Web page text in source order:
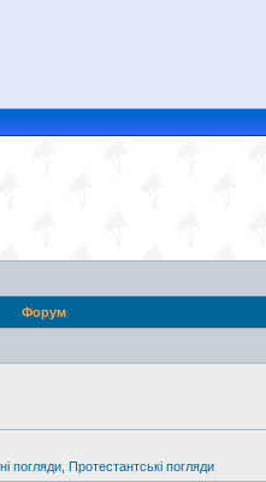
Форум
погляди Протестантські погляди